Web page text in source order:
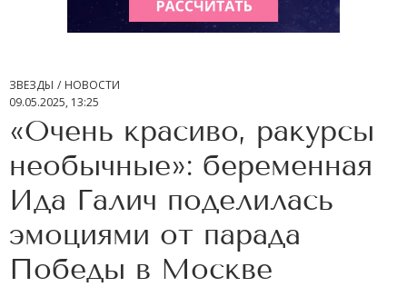
ЗВЕЗДЫ
НОВОСТИ
09.05.2025, 13:25
«Очень красиво, ракурсы
необычные»: беременная
Ида Галич поделилась
эмоциями от парада
Победы в Москве